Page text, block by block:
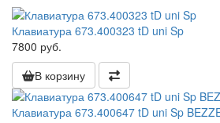
Клавиатура 673.400323 tD uni Sp
7800 руб.
В корзину
Клавиатура 673.400647 tD uni Sp